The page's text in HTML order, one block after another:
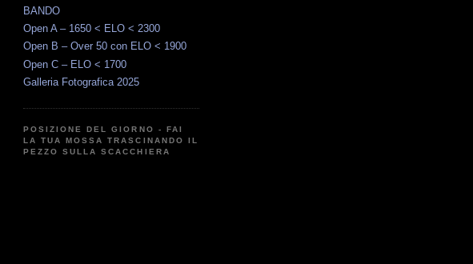
BANDO
Open A – 1650 < ELO < 2300
Open B – Over 50 con ELO < 1900
Open C – ELO < 1700
Galleria Fotografica 2025
POSIZIONE DEL GIORNO - FAI
LA TUA MOSSA TRASCINANDO IL
PEZZO SULLA SCACCHIERA